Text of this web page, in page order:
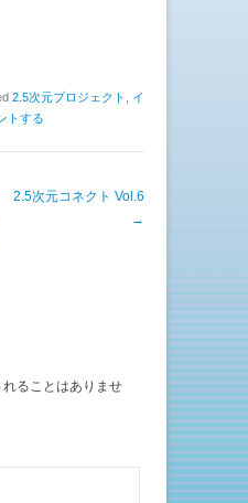
2.5次元プロジェクト
イ
トする
2.5次元コネクト Vol.6
→
ることはありませ